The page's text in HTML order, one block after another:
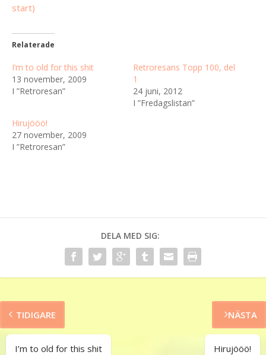
start)
Relaterade
I’m to old for this shit
13 november, 2009
I ”Retroresan”
Retroresans Topp 100, del
1
24 juni, 2012
I ”Fredagslistan”
Hirujööö!
27 november, 2009
I ”Retroresan”
DELA MED SIG:
TIDIGARE
I’m to old for this shit
NÄSTA
Hirujööö!